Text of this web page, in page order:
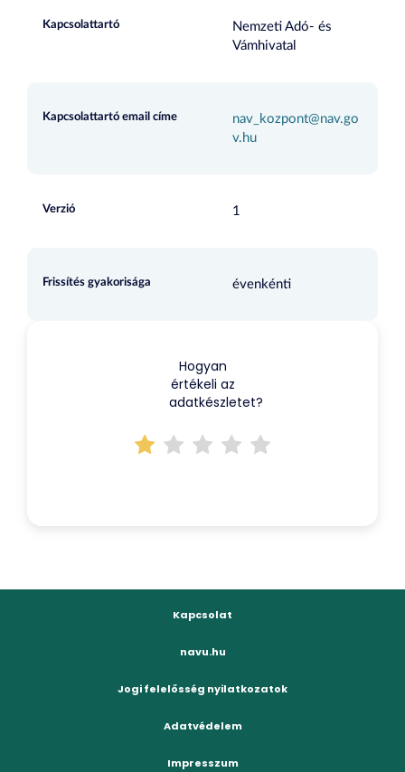
Kapcsolattartó
Nemzeti Adó- és
Vámhivatal
Kapcsolattartó email címe
nav_kozpont@nav.go
v.hu
Verzió 1
Frissítés gyakorisága évenkénti
Hogyan
értékeli az
adatkészletet?
Kapcsolat
navu.hu
Jogi felelősség nyilatkozatok
Adatvédelem
Impresszum